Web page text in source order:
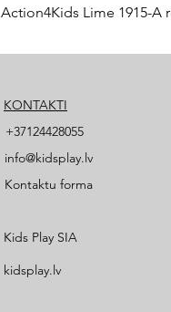
Action4Kids Lime 1915-A
KONTAKTI
+37124428055
info@kidsplay.lv
Kontaktu forma
Kids Play SIA
kidsplay.lv